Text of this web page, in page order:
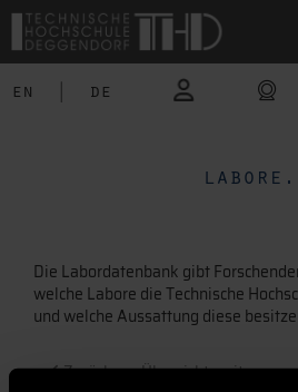
en de
labore.
Die Labordatenbank gibt
welche Labore die Technische
und welche Aussattung diese
Zurück zur Übersichtsseite